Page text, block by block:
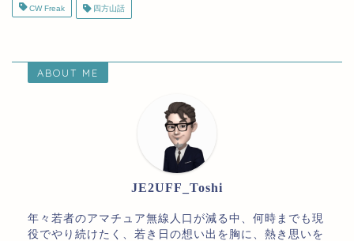
CW Freak 四方山話
ABOUT ME
JE2UFF_Toshi
年々若者のアマチュア無線人口が減る中、何時までも現
役でやり続けたく、若き日の想い出を胸に、熱き思いを